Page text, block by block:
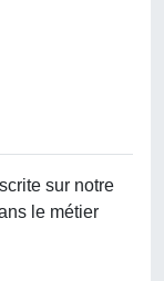
sur notre
le métier